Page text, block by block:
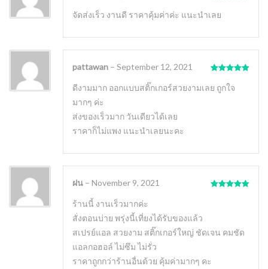
of 5
จัดส่งเร็ว งานดี ราคาคุ้มค่าค่ะ แนะนำเลย
of 5
pattawan – September 12, 2021
ดีงามมาก ออกแบบสติ๊กเกอร์สวยงามเลย ถูกใจ
มากๆ ค่ะ
ส่งของเร็วมาก วันเดียวได้เลย
ราคาก็ไม่แพง แนะนำเลยนะคะ
ฝน – November 9, 2021
ร้านนี้ งานเร็วมากค่ะ
สั่งตอนบ่าย พรุ่งนี้เที่ยงได้รับของแล้ว
สเปรย์แอล สวยงาม สติ๊กเกอร์ใหญ่ ชัดเจน คมชัด
แอลกอฮอล์ ไม่ซึม ไม่รั่ว
ราคาถูกกว่าร้านอื่นด้วย คุ้มค่ามากๆ คะ